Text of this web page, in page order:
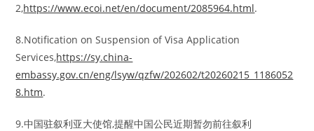
2,https://www.ecoi.net/en/document/2085964.html.
8.Notification on Suspension of Visa Application
Services,https://sy.china-
embassy.gov.cn/eng/lsyw/qzfw/202602/t20260215_1186052
8.htm.
9.中国驻叙利亚大使馆,提醒中国公民近期暂勿前往叙利